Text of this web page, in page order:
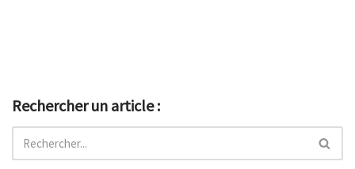
Rechercher un article :